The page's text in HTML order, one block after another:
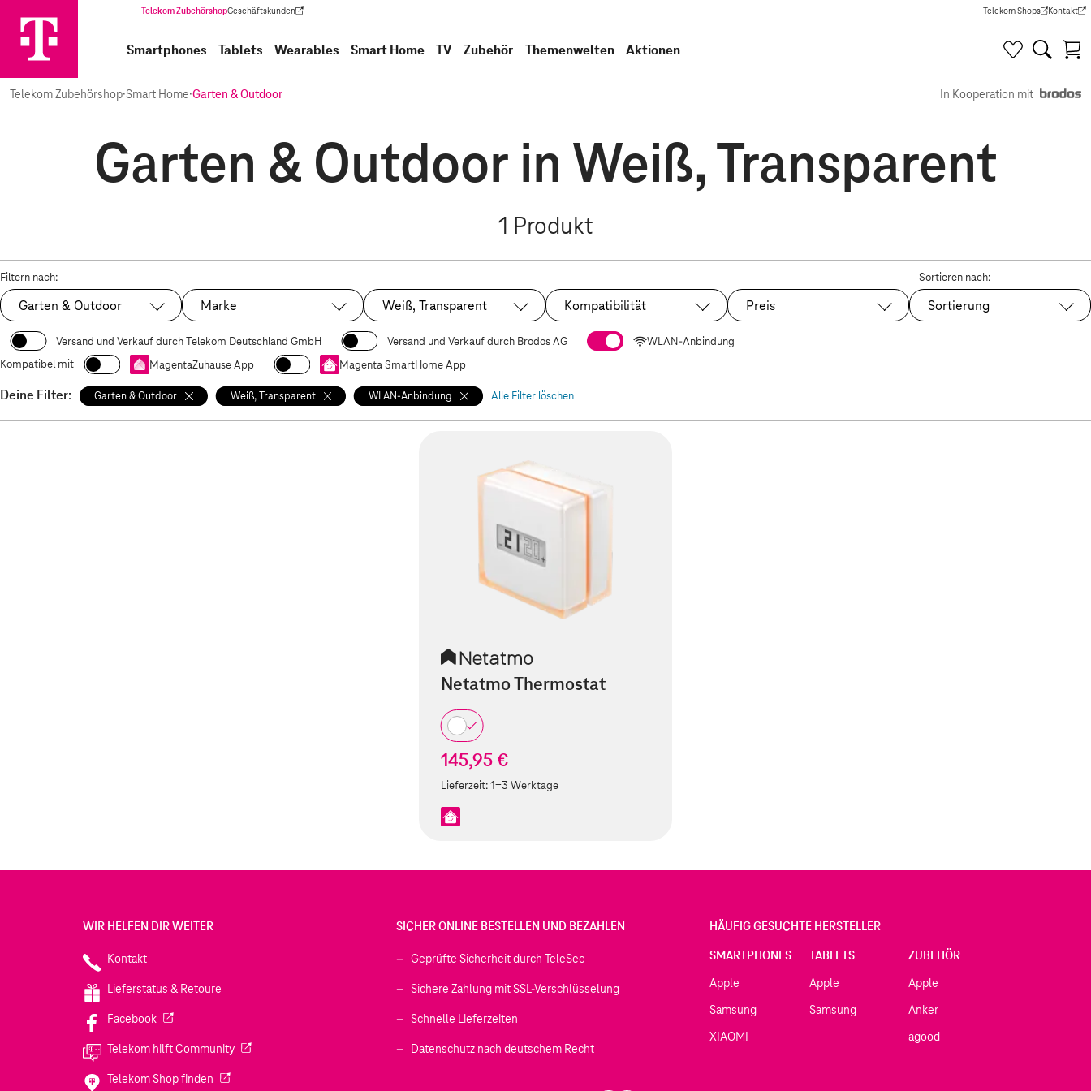
Telekom ZubehörshopGeschäftskunden
(Wird in einem neuen Tab geöffnet) Telekom Shops
(Wird in einem neuen Tab
Kontakt
(Wird in
Smartphones Tablets Wearables Smart Home TV Zubehör Themenwelten Aktionen
Telekom Zubehörshop·Smart Home·Garten & Outdoor In Kooperation mit
Garten & Outdoor in Weiß, Transparent
1 Produkt
Filtern nach:
Ausgewählt:
Garten & Outdoor Marke Ausgewählt:
Weiß, Transparent Kompatibilität Preis
Sortieren nach:
Sortierung
Versand und Verkauf durch Telekom Deutschland GmbH Versand und Verkauf durch Brodos AG
WLAN-Anbindung
Kompatibel mit
MagentaZuhause App Magenta SmartHome App
Deine Filter: Garten & Outdoor Weiß, Transparent WLAN-Anbindung Alle Filter löschen
Netatmo Thermostat
145,95 €
Lieferzeit:1-3 Werktage
WIR HELFEN DIR WEITER
Kontakt
Lieferstatus & Retoure
Facebook(Wird in einem neuen Tab geöffnet)
Telekom hilft Community(Wird in einem neuen Tab geöffnet)
Telekom Shop finden (Wird in einem neuen Tab geöffnet)
SICHER ONLINE BESTELLEN UND BEZAHLEN
Geprüfte Sicherheit durch TeleSec
Sichere Zahlung mit SSL-Verschlüsselung
Schnelle Lieferzeiten
Datenschutz nach deutschem Recht
HÄUFIG GESUCHTE HERSTELLER
SMARTPHONES
Apple
Samsung
XIAOMI
TABLETS
Apple
Samsung
ZUBEHÖR
Apple
Anker
agood